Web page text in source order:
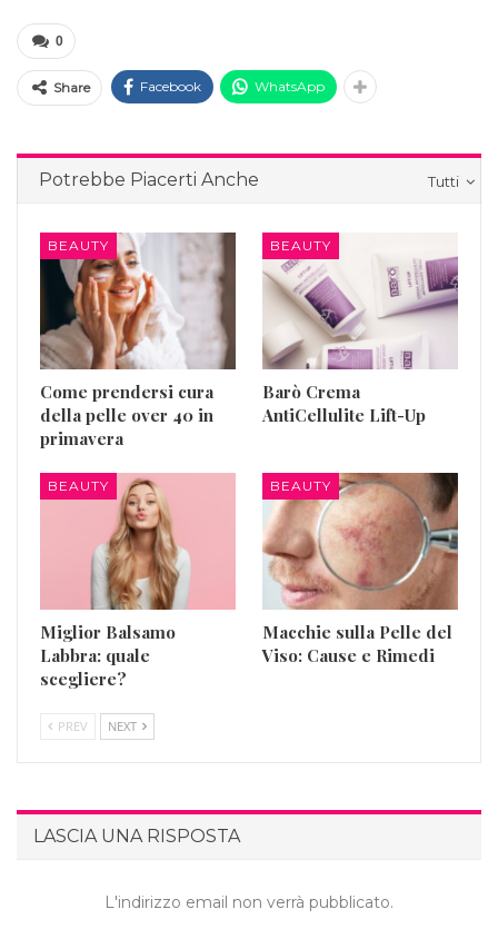
0
Share Facebook WhatsApp
Tutti
Potrebbe Piacerti Anche
BEAUTY
Come prendersi cura
della pelle over 40 in
primavera
BEAUTY
Barò Crema
AntiCellulite Lift-Up
BEAUTY
Miglior Balsamo
Labbra: quale
scegliere?
BEAUTY
Macchie sulla Pelle del
Viso: Cause e Rimedi
PREV NEXT
LASCIA UNA RISPOSTA
L'indirizzo email non verrà pubblicato.